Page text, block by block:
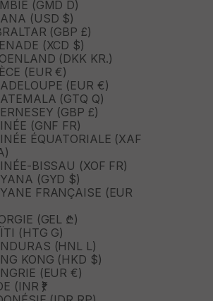
(GMD D)
(USD $)
(GBP £)
(XCD $)
(DKK KR.)
(EUR €)
(EUR €)
(GTQ Q)
(GBP £)
(GNF FR)
ÉQUATORIALE (XAF
BISSAU (XOF FR)
(GYD $)
FRANÇAISE (EUR
(GEL ₾)
(HTG G)
(HNL L)
KONG (HKD $)
(EUR €)
(INR ₹)